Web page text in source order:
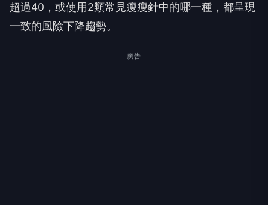
超過40，或使用2類常見瘦瘦針中的哪一種，都呈現
一致的風險下降趨勢。
廣告